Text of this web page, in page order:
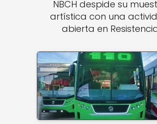
NBCH despide su
artística con una
abierta en